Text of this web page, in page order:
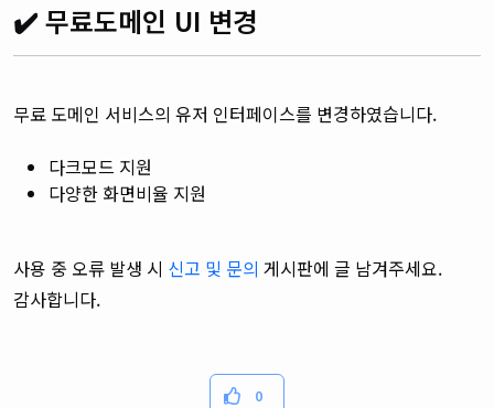
✔️ 무료도메인 UI 변경
무료 도메인 서비스의 유저 인터페이스를 변경하였습니다.
다크모드 지원
다양한 화면비율 지원
사용 중 오류 발생 시 신고 및 문의 게시판에 글 남겨주세요.
감사합니다.
0